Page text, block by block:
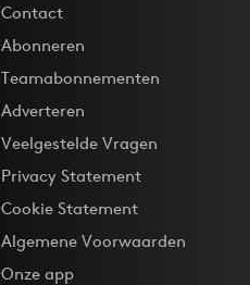
Contact
Abonneren
Teamabonnementen
Adverteren
Veelgestelde Vragen
Privacy Statement
Cookie Statement
Algemene Voorwaarden
Onze app